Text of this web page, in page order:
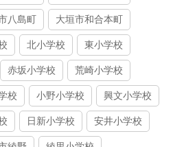
八島町 大垣市和合本町
北小学校 東小学校
赤坂小学校 荒崎小学校
校 小野小学校 興文小学校
日新小学校 安井小学校